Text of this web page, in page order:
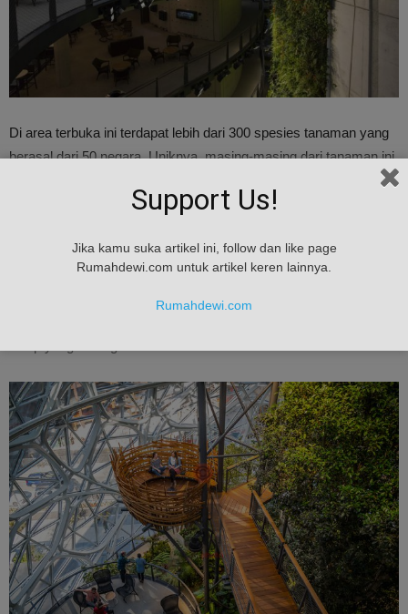
Di area terbuka ini terdapat lebih dari 300 spesies tanaman yang
berasal dari 50 negara. Uniknya, masing-masing dari tanaman ini
terdapat ruang rapat layaknya kantor pada umumnya.
Namun jika berbicara tentang kantor Amazon yang baru ini, tentu
ada sesuatu yang unik dan beda dari ruang rapat didalamnya. Ya,
ruang rapat di dalam The Spheres memiliki desain unik seperti
Support Us!
Jika kamu suka artikel ini, follow dan like page
Rumahdewi.com untuk artikel keren lainnya.
Rumahdewi.com